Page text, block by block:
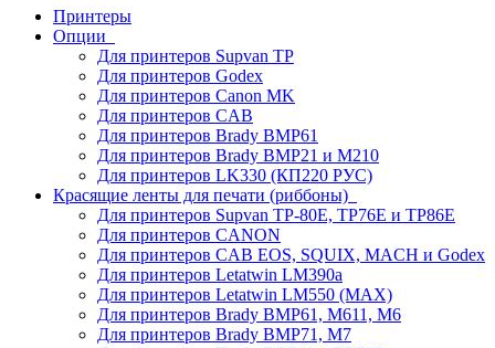
Принтеры
Опции
Для принтеров Supvan TP
Для принтеров Godex
Для принтеров Canon MK
Для принтеров CAB
Для принтеров Brady BMP61
Для принтеров Brady BMP21 и M210
Для принтеров LK330 (КП220 РУС)
Красящие ленты для печати (риббоны)
Для принтеров Supvan TP-80E, TP76E и TP86E
Для принтеров CANON
Для принтеров CAB EOS, SQUIX, MACH и Godex
Для принтеров Letatwin LM390a
Для принтеров Letatwin LM550 (MAX)
Для принтеров Brady BMP61, M611, M6
Для принтеров Brady BMP71, M7